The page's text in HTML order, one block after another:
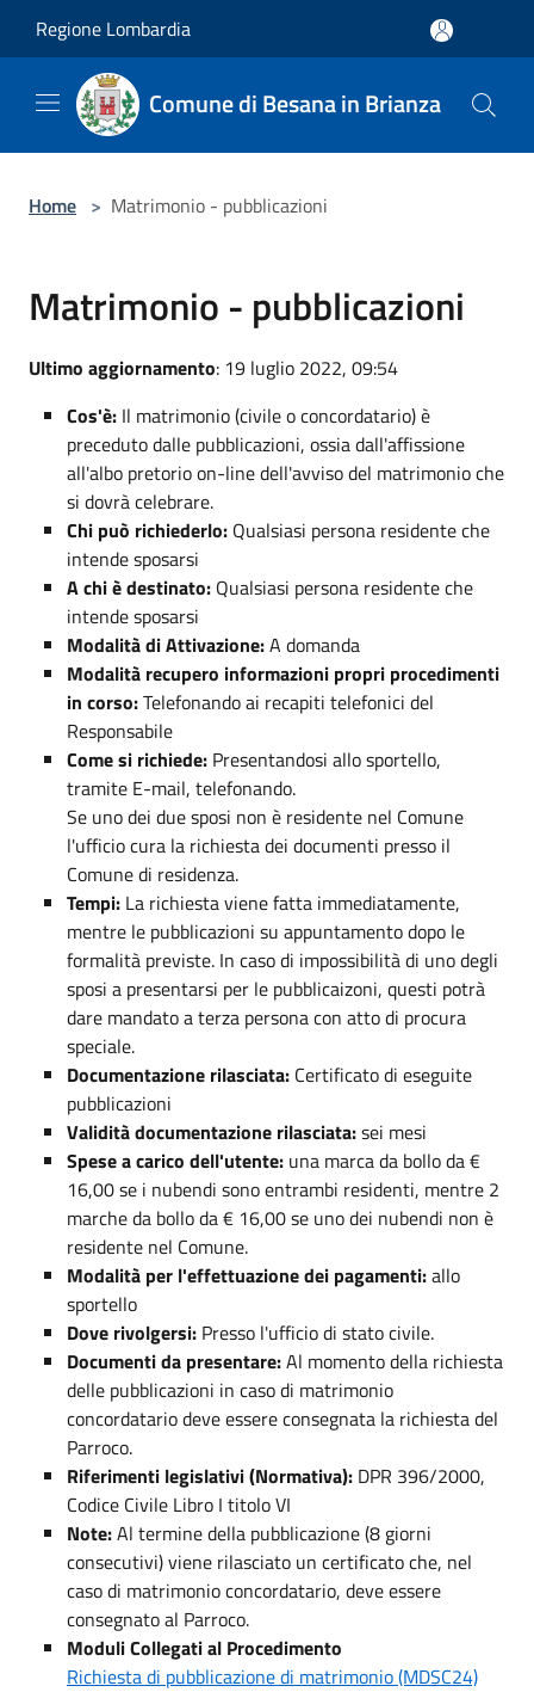
Regione Lombardia
Comune di Besana in Brianza
Home > Matrimonio - pubblicazioni
Matrimonio - pubblicazioni
Ultimo aggiornamento: 19 luglio 2022, 09:54
Cos'è: Il matrimonio (civile o concordatario) è
preceduto dalle pubblicazioni, ossia dall'affissione
all'albo pretorio on-line dell'avviso del matrimonio che
si dovrà celebrare.
Chi può richiederlo: Qualsiasi persona residente che
intende sposarsi
A chi è destinato: Qualsiasi persona residente che
intende sposarsi
Modalità di Attivazione:A domanda
Modalità recupero informazioni propri procedimenti
in corso:Telefonando ai recapiti telefonici del
Responsabile
Come si richiede: Presentandosi allo sportello,
tramite E-mail, telefonando.
Se uno dei due sposi non è residente nel Comune
l'ufficio cura la richiesta dei documenti presso il
Comune di residenza.
Tempi: La richiesta viene fatta immediatamente,
mentre le pubblicazioni su appuntamento dopo le
formalità previste. In caso di impossibilità di uno degli
sposi a presentarsi per le pubblicaizoni, questi potrà
dare mandato a terza persona con atto di procura
speciale.
Documentazione rilasciata: Certificato di eseguite
pubblicazioni
Validità documentazione rilasciata:sei mesi
Spese a carico dell'utente: una marca da bollo da €
16,00 se i nubendi sono entrambi residenti, mentre 2
marche da bollo da € 16,00 se uno dei nubendi non è
residente nel Comune.
Modalità per l'effettuazione dei pagamenti:allo
sportello
Dove rivolgersi: Presso l'ufficio di stato civile.
Documenti da presentare:Al momento della richiesta
delle pubblicazioni in caso di matrimonio
concordatario deve essere consegnata la richiesta del
Parroco.
Riferimenti legislativi (Normativa): DPR 396/2000,
Codice Civile Libro I titolo VI
Note:Al termine della pubblicazione (8 giorni
consecutivi) viene rilasciato un certificato che, nel
caso di matrimonio concordatario, deve essere
consegnato al Parroco.
Moduli Collegati al Procedimento
Richiesta di pubblicazione di matrimonio (MDSC24)